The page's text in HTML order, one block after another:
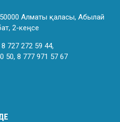
Алматы қаласы, Абылай
2-кеңсе
8 727 272 59 44,
50, 8 777 971 57 67